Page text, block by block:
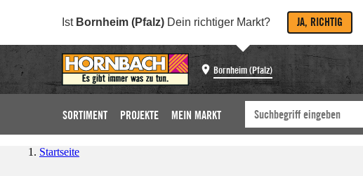
Ist Bornheim (Pfalz) Dein richtiger Markt? JA, RICHTIG
Bornheim (Pfalz)
SORTIMENT PROJEKTE MEIN MARKT
Startseite